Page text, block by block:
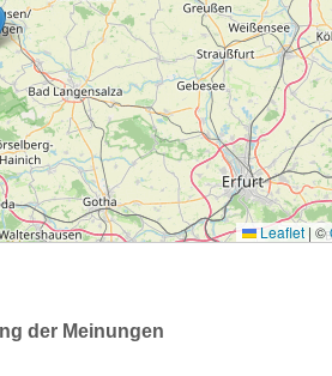
der Meinungen